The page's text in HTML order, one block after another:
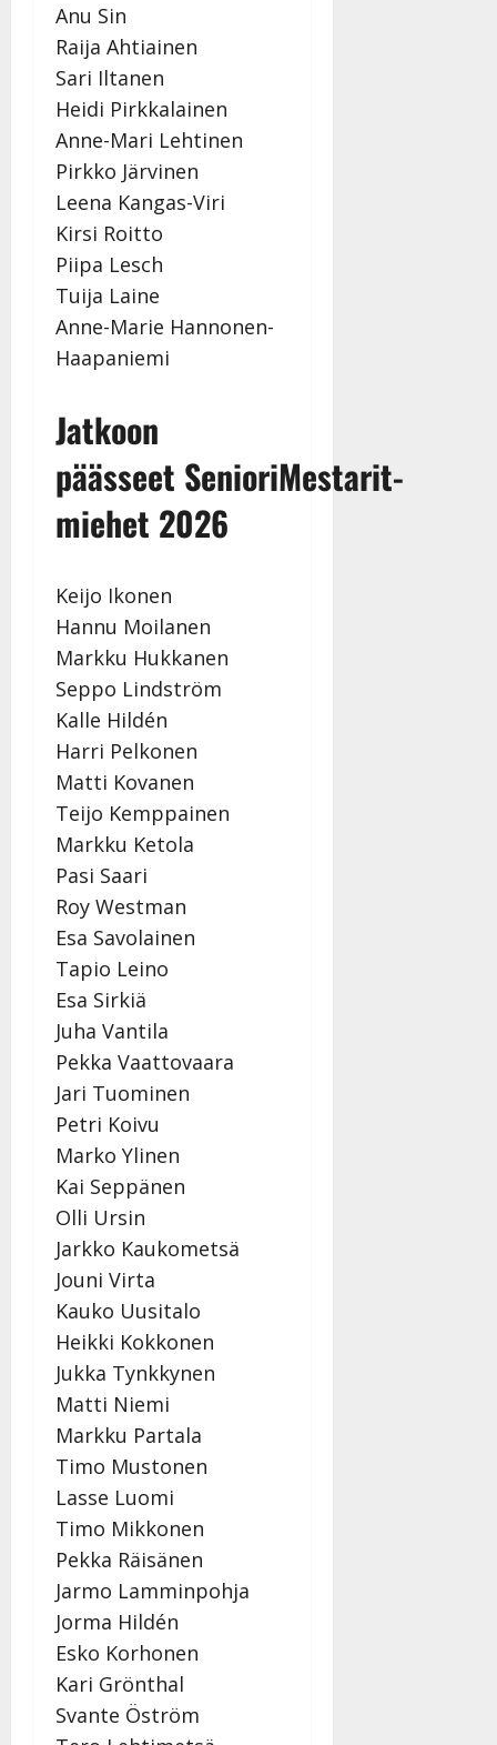
Anu Sin
Raija Ahtiainen
Sari Iltanen
Heidi Pirkkalainen
Anne-Mari Lehtinen
Pirkko Järvinen
Leena Kangas-Viri
Kirsi Roitto
Piipa Lesch
Tuija Laine
Anne-Marie Hannonen-
Haapaniemi
Jatkoon
päässeet SenioriMestarit-
miehet 2026
Keijo Ikonen
Hannu Moilanen
Markku Hukkanen
Seppo Lindström
Kalle Hildén
Harri Pelkonen
Matti Kovanen
Teijo Kemppainen
Markku Ketola
Pasi Saari
Roy Westman
Esa Savolainen
Tapio Leino
Esa Sirkiä
Juha Vantila
Pekka Vaattovaara
Jari Tuominen
Petri Koivu
Marko Ylinen
Kai Seppänen
Olli Ursin
Jarkko Kaukometsä
Jouni Virta
Kauko Uusitalo
Heikki Kokkonen
Jukka Tynkkynen
Matti Niemi
Markku Partala
Timo Mustonen
Lasse Luomi
Timo Mikkonen
Pekka Räisänen
Jarmo Lamminpohja
Jorma Hildén
Esko Korhonen
Kari Grönthal
Svante Öström